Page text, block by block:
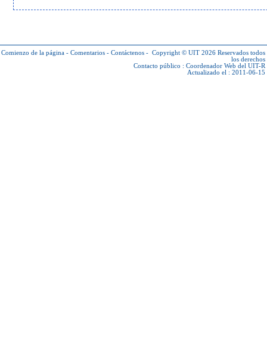
Comienzo de la página - Comentarios - Contáctenos - Copyright © UIT 2026 Reservados todos
los derechos
Contacto público : Coordenador Web del UIT-R
Actualizado el : 2011-06-15